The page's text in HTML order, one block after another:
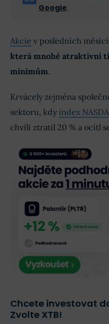
Google.
Akcie v posledních
která mnohé atraktivní
minimům.
Krvácely zejména
sektoru, kdy index
chvíli ztratil 20 % a ocitl
Chcete investovat
Zvolte XTB!